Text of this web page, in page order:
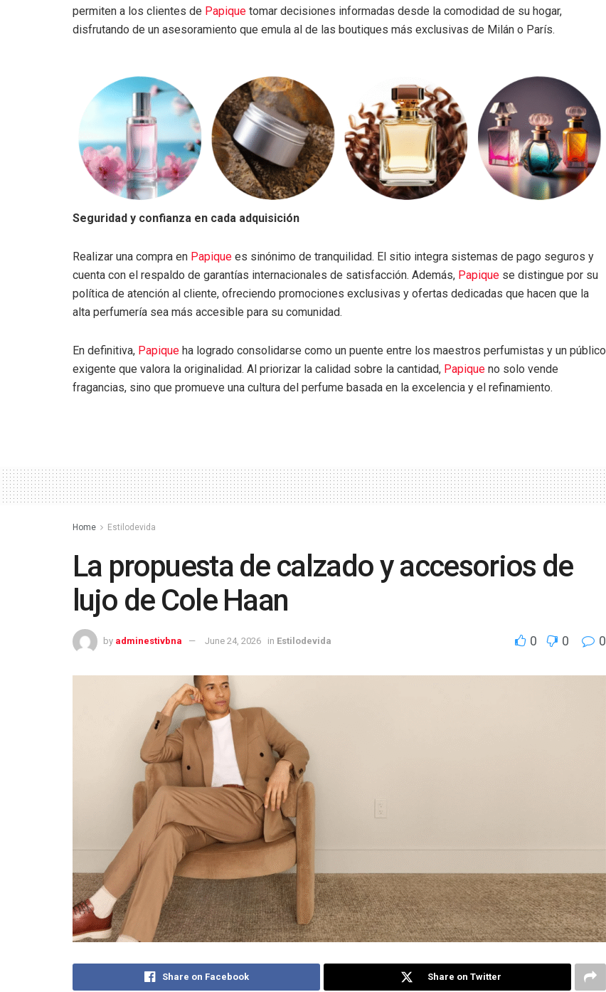
permiten a los clientes de Papique tomar decisiones informadas desde la comodidad de su hogar,
disfrutando de un asesoramiento que emula al de las boutiques más exclusivas de Milán o París.
Seguridad y confianza en cada adquisición
Realizar una compra en Papique es sinónimo de tranquilidad. El sitio integra sistemas de pago seguros y
cuenta con el respaldo de garantías internacionales de satisfacción. Además, Papique se distingue por su
política de atención al cliente, ofreciendo promociones exclusivas y ofertas dedicadas que hacen que la
alta perfumería sea más accesible para su comunidad.
En definitiva, Papique ha logrado consolidarse como un puente entre los maestros perfumistas y un público
exigente que valora la originalidad. Al priorizar la calidad sobre la cantidad, Papique no solo vende
fragancias, sino que promueve una cultura del perfume basada en la excelencia y el refinamiento.
Home Estilodevida
La propuesta de calzado y accesorios de
lujo de ‎Cole Haan
by adminestivbna June 24, 2026 in Estilodevida 0 0 0
Share on Facebook Share on Twitter